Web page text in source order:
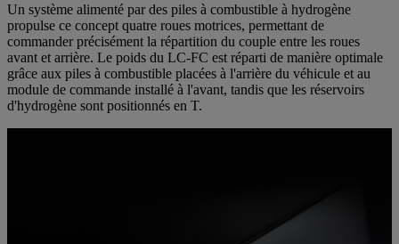
Un système alimenté par des piles à combustible à hydrogène
propulse ce concept quatre roues motrices, permettant de
commander précisément la répartition du couple entre les roues
avant et arrière. Le poids du LC-FC est réparti de manière optimale
grâce aux piles à combustible placées à l'arrière du véhicule et au
module de commande installé à l'avant, tandis que les réservoirs
d'hydrogène sont positionnés en T.